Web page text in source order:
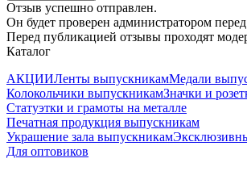
Отзыв успешно отправлен.
Он будет проверен администратором
Перед публикацией отзывы проходят
Каталог
АКЦИИЛенты выпускникамМедали
Колокольчики выпускникамЗначки и
Статуэтки и грамоты на металле
Печатная продукция выпускникам
Украшение зала выпускникам
Для оптовиков